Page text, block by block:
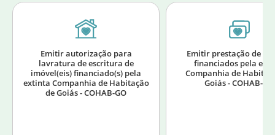
Emitir autorização para
lavratura de escritura de
imóvel(eis) financiado(s) pela
extinta Companhia de Habitação
de Goiás - COHAB-GO
Emitir prestação de
financiados pela
Companhia de
Goiás - COHAB-GO